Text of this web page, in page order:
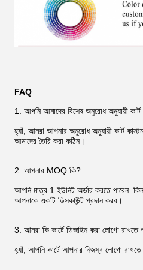
FAQ
1. আপনি আমাদের বিশেষ অনুরোধ অনুযায়ী
হ্যাঁ, আমরা আপনার অনুরোধ অনুযায়ী কার্ট
আমাদের তৈরি করা কঠিন।
2. আপনার MOQ কি?
আপনি মাত্র 1 ইউনিট অর্ডার করতে পারেন
আপনাকে একটি ডিসকাউন্ট প্রদান করব।
3. আমরা কি কার্টে ডিজাইন করা লোগো রাখতে
হ্যাঁ, আপনি কার্টে আপনার নিজস্ব লোগো রাখতে